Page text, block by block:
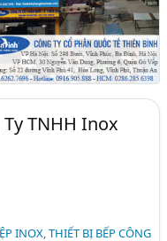
TNHH Inox
INOX, THIẾT BỊ BẾP CÔNG